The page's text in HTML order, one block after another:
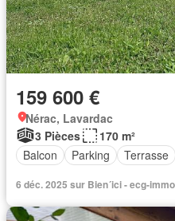
159 600 €
Nérac, Lavardac
3 Pièces
170 m²
Balcon
Parking Terrasse
6 déc. 2025 sur Bien´ici - ecg-